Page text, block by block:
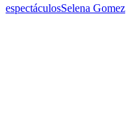
espectáculosSelena Gomez